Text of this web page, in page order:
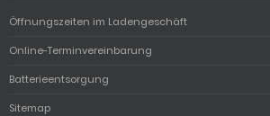
Öffnungszeiten im Ladengeschäft
Online-Terminvereinbarung
Batterieentsorgung
Sitemap